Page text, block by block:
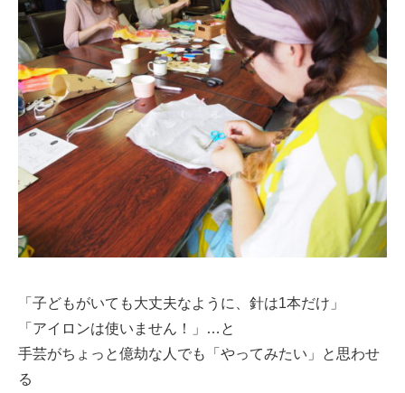
「子どもがいても大丈夫なように、針は1本だけ」
「アイロンは使いません！」…と
手芸がちょっと億劫な人でも「やってみたい」と思わせ
る